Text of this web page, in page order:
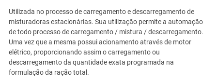
Utilizada no processo de carregamento e descarregamento de
misturadoras estacionárias. Sua utilização permite a automação
de todo processo de carregamento / mistura / descarregamento.
Uma vez que a mesma possui acionamento através de motor
elétrico, proporcionando assim o carregamento ou
descarregamento da quantidade exata programada na
formulação da ração total.